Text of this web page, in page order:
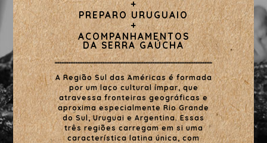
+
PREPARO URUGUAIO
+
ACOMPANHAMENTOS
DA SERRA GAÚCHA
A Região Sul das Américas é formada
por um laço cultural ímpar, que
atravessa fronteiras geográficas e
aproxima especialmente Rio Grande
do Sul, Uruguai e Argentina. Essas
três regiões carregam em si uma
característica latina única, com